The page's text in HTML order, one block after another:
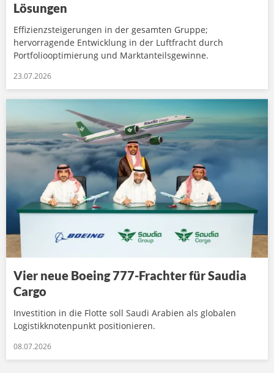
Lösungen
Effizienzsteigerungen in der gesamten Gruppe;
hervorragende Entwicklung in der Luftfracht durch
Portfoliooptimierung und Marktanteilsgewinne.
23.07.2026
Vier neue Boeing 777-Frachter für Saudia
Cargo
Investition in die Flotte soll Saudi Arabien als globalen
Logistikknotenpunkt positionieren.
08.07.2026